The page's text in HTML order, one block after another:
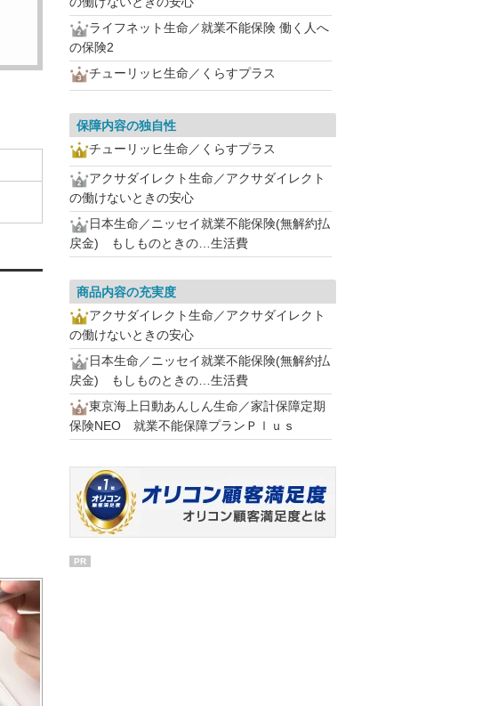
ライフネット生命／就業不能保険 働く人へ
の保険2
チューリッヒ生命／くらすプラス
保障内容の独自性
チューリッヒ生命／くらすプラス
アクサダイレクト生命／アクサダイレクト
の働けないときの安心
日本生命／ニッセイ就業不能保険(無解約払
戻金) もしものときの…生活費
商品内容の充実度
アクサダイレクト生命／アクサダイレクト
の働けないときの安心
日本生命／ニッセイ就業不能保険(無解約払
戻金) もしものときの…生活費
東京海上日動あんしん生命／家計保障定期
保険NEO 就業不能保障プランＰｌｕｓ
PR